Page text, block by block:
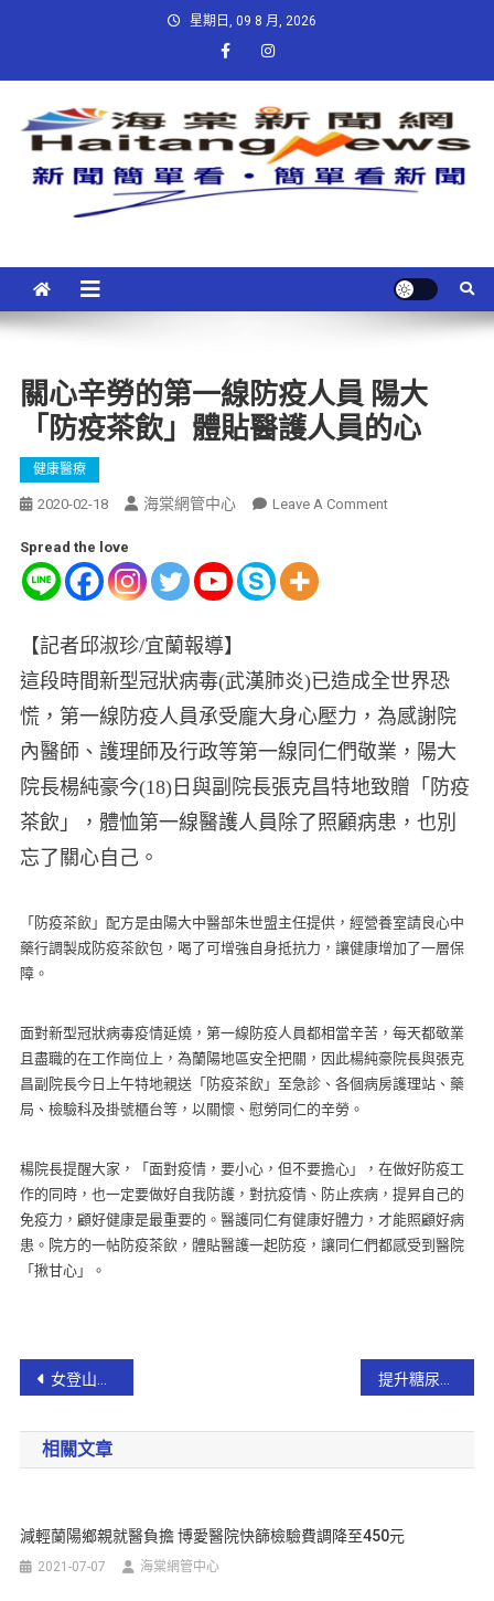
星期日, 09 8 月, 2026
關心辛勞的第一線防疫人員 陽大
「防疫茶飲」體貼醫護人員的心
健康醫療
2020-02-18 海棠網管中心 Leave A Comment
Spread the love
【記者邱淑珍/宜蘭報導】
這段時間新型冠狀病毒(武漢肺炎)已造成全世界恐
慌，第一線防疫人員承受龐大身心壓力，為感謝院
內醫師、護理師及行政等第一線同仁們敬業，陽大
院長楊純豪今(18)日與副院長張克昌特地致贈「防疫
茶飲」，體恤第一線醫護人員除了照顧病患，也別
忘了關心自己。
「防疫茶飲」配方是由陽大中醫部朱世盟主任提供，經營養室請良心中
藥行調製成防疫茶飲包， 喝了可增強自身抵抗力，讓健康增加了一層保
障。
面對新型冠狀病毒疫情延燒， 第一線防疫人員都相當辛苦，每天都敬業
且盡職的在工作崗位上，為蘭陽地區安全把關，因此楊純豪院長與張克
昌副院長今日上午特地親送「防疫茶飲」至急診、 各個病房護理站、藥
局、 檢驗科及掛號櫃台等，以關懷、慰勞同仁的辛勞。
楊院長提醒大家，「面對疫情，要小心， 但不要擔心」，在做好防疫工
作的同時，也一定要做好自我防護， 對抗疫情、防止疾病，提昇自己的
免疫力，顧好健康是最重要的。醫護同仁有健康好體力，才能照顧好病
患。院方的一帖防疫茶飲， 體貼醫護一起防疫，讓同仁們都感受到醫院
「揪甘心」。
女登山客失聯 蘇警即刻救援【影音新聞】
相關文章
減輕蘭陽鄉親就醫負擔 博愛醫院快篩檢驗費調降至450元
2021-07-07 海棠網管中心